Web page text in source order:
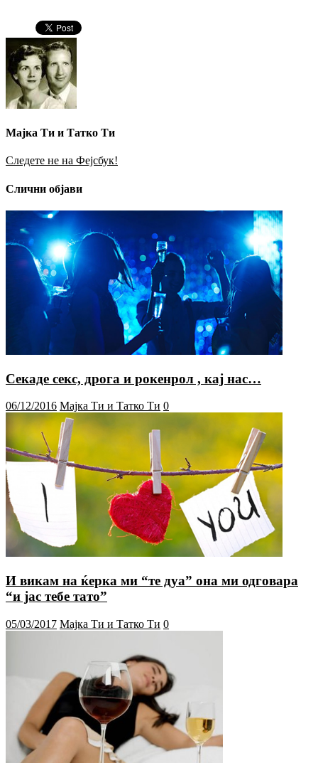
Мајка Ти и Татко Ти
Следете не на Фејсбук!
Слични објави
Секаде секс, дрога и рокенрол , кај нас…
06/12/2016 Мајка Ти и Татко Ти 0
И викам на ќерка ми “те дуа” она ми одговара
“и јас тебе тато”
05/03/2017 Мајка Ти и Татко Ти 0